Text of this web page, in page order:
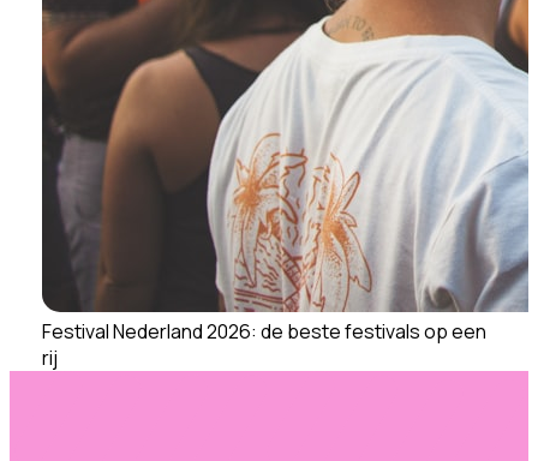
Festival Nederland 2026: de beste festivals op een
rij